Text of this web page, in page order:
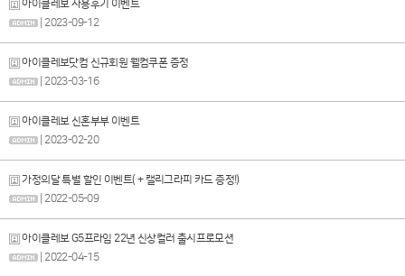
아이클레보 사용후기 이벤트
| 2023-09-12
아이클레보닷컴 신규회원 웰컴쿠폰 증정
| 2023-03-16
아이클레보 신혼부부 이벤트
| 2023-02-20
가정의달 특별 할인 이벤트( + 캘리그라피 카드 증정!)
| 2022-05-09
아이클레보 G5프라임 22년 신상컬러 출시프로모션
| 2022-04-15